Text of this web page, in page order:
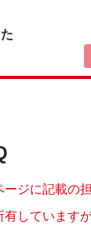
ージに記載の
有しています